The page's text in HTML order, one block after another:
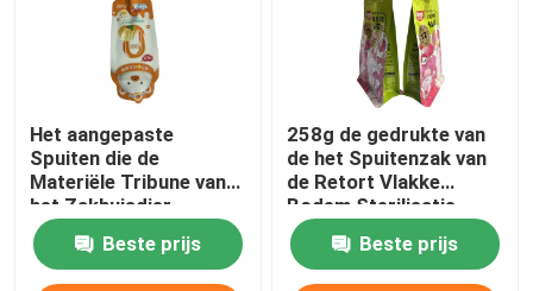
Het aangepaste
Spuiten die de
Materiële Tribune van
het Zakhuisdier
verpakken spuiten
omhoog ZakBeste prijs
258g de gedrukte van
de het Spuitenzak van
de Retort Vlakke
Bodem Sterilisatie
Juice Packaging Pouch
Beste prijs